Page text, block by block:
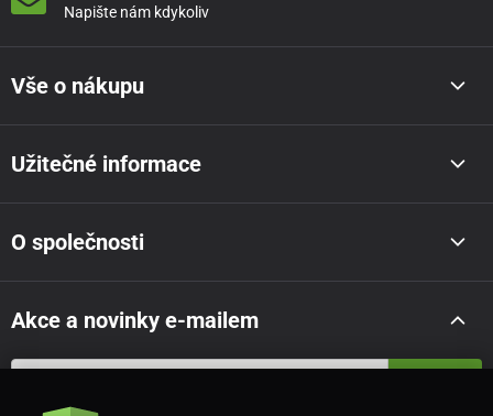
Napište nám kdykoliv
Vše o nákupu
Užitečné informace
O společnosti
Akce a novinky e-mailem